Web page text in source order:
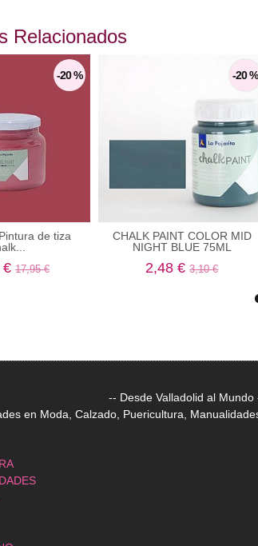
Relacionados
-20 %
de tiza
€ 17,95 €
-20 %
CHALK PAINT COLOR MID
NIGHT BLUE 75ML
2,48 €3,10 €
-- Desde Valladolid al Mundo
en Moda, Calzado, Puericultura,